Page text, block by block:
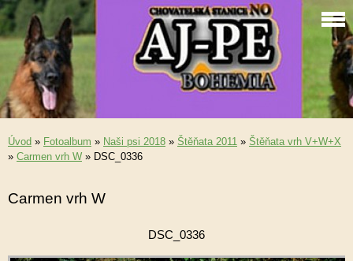
Úvod » Fotoalbum » Naši psi 2018 » Štěňata 2011 » Štěňata vrh V+W+X
» Carmen vrh W » DSC_0336
Carmen vrh W
DSC_0336